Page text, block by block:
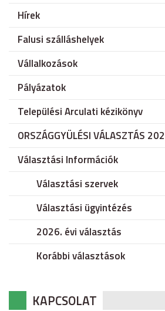
Hírek
Falusi szálláshelyek
Vállalkozások
Pályázatok
Települési Arculati kézikönyv
ORSZÁGGYÜLÉSI VÁLASZTÁS
Választási Információk
Választási szervek
Választási ügyintézés
2026. évi választás
Korábbi választások
KAPCSOLAT